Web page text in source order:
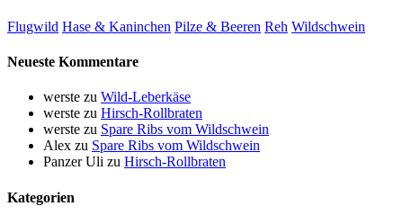
Flugwild Hase & Kaninchen Pilze & Beeren Reh Wildschwein
Neueste Kommentare
werste zu Wild-Leberkäse
werste zu Hirsch-Rollbraten
werste zu Spare Ribs vom Wildschwein
Alex zu Spare Ribs vom Wildschwein
Panzer Uli zu Hirsch-Rollbraten
Kategorien